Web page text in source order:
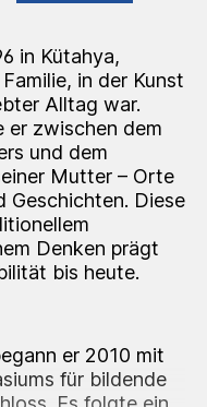
in Kütahya,
in der Kunst
Alltag war.
er zwischen dem
und dem
Mutter – Orte
Geschichten. Diese
Denken prägt
bis heute.
er 2010 mit
für bildende